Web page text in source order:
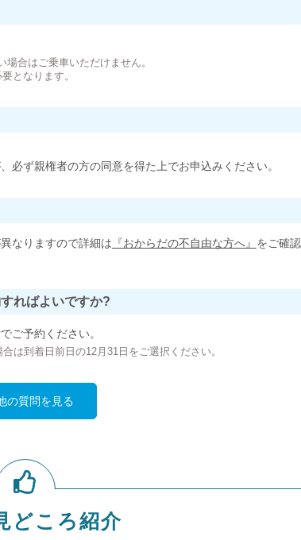
合はご乗車いただけません。
となります。
必ず親権者の方の同意を得た上でお申込みください。
なりますので詳細は 『おからだの不自由な方へ』 をご確
ればよいですか?
ご予約ください。
は到着日前日の12月31日をご選択ください。
の質問を見る
どころ紹介